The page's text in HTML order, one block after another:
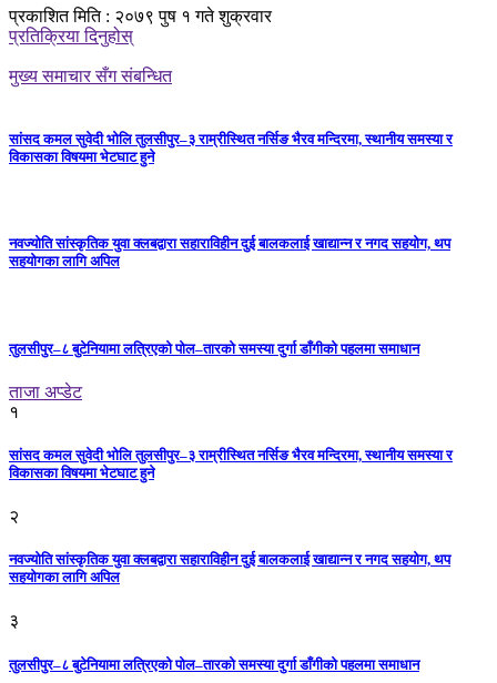
प्रकाशित मिति : २०७९ पुष १ गते शुक्रवार
प्रतिक्रिया दिनुहोस्
मुख्य समाचार सँग संबन्धित
सांसद कमल सुवेदी भोलि तुलसीपुर–३ राम्रीस्थित नर्सिङ भैरव मन्दिरमा, स्थानीय समस्या र
विकासका विषयमा भेटघाट हुने
नवज्योति सांस्कृतिक युवा क्लबद्वारा सहाराविहीन दुई बालकलाई खाद्यान्न र नगद सहयोग, थप
सहयोगका लागि अपिल
तुलसीपुर–८ बुटेनियामा लत्रिएको पोल–तारको समस्या दुर्गा डाँगीको पहलमा समाधान
ताजा अप्डेट
१
सांसद कमल सुवेदी भोलि तुलसीपुर–३ राम्रीस्थित नर्सिङ भैरव मन्दिरमा, स्थानीय समस्या र
विकासका विषयमा भेटघाट हुने
२
नवज्योति सांस्कृतिक युवा क्लबद्वारा सहाराविहीन दुई बालकलाई खाद्यान्न र नगद सहयोग, थप
सहयोगका लागि अपिल
३
तुलसीपुर–८ बुटेनियामा लत्रिएको पोल–तारको समस्या दुर्गा डाँगीको पहलमा समाधान